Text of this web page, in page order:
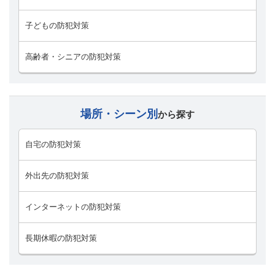
子どもの防犯対策
高齢者・シニアの防犯対策
場所・シーン別 から探す
自宅の防犯対策
外出先の防犯対策
インターネットの防犯対策
長期休暇の防犯対策